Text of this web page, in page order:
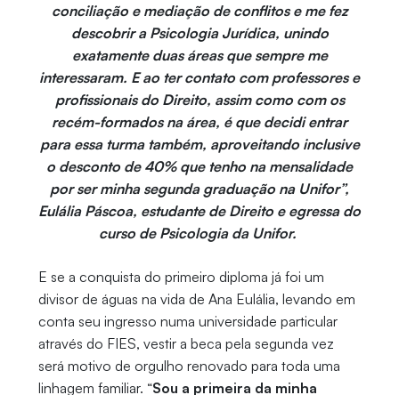
conciliação e mediação de conflitos e me fez
descobrir a Psicologia Jurídica, unindo
exatamente duas áreas que sempre me
interessaram. E ao ter contato com professores e
profissionais do Direito, assim como com os
recém-formados na área, é que decidi entrar
para essa turma também, aproveitando inclusive
o desconto de 40% que tenho na mensalidade
por ser minha segunda graduação na Unifor”,
Eulália Páscoa, estudante de Direito e egressa do
curso de Psicologia da Unifor.
E se a conquista do primeiro diploma já foi um
divisor de águas na vida de Ana Eulália, levando em
conta seu ingresso numa universidade particular
através do FIES, vestir a beca pela segunda vez
será motivo de orgulho renovado para toda uma
linhagem familiar. “Sou a primeira da minha